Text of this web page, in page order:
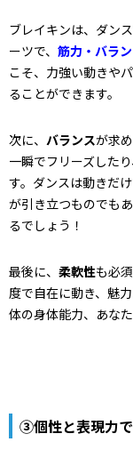
ブレイキンは、ダン
ーツで、 筋力・バラ
こそ、力強い動きや
ることができます。
次に、 バランスが求
一瞬でフリーズした
す。ダンスは動きだ
が引き立つものでも
るでしょう！
最後に、 柔軟性も必
度で自在に動き、魅
体の身体能力、あな
③個性と表現力